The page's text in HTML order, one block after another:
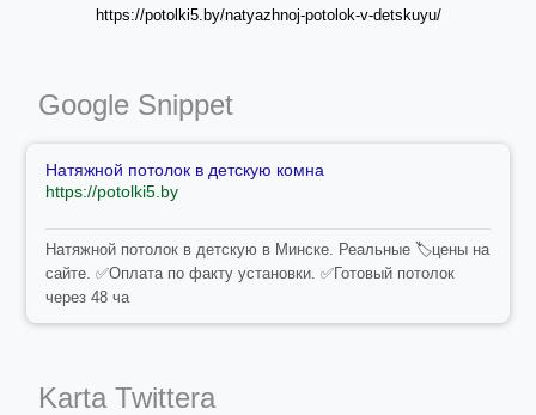
https://potolki5.by/natyazhnoj-potolok-v-detskuyu/
Google Snippet
Натяжной потолок в детскую комна
https://potolki5.by
Натяжной потолок в детскую в Минске. Реальные 🏷️цены на
сайте. ✅Оплата по факту установки. ✅Готовый потолок
через 48 ча
Karta Twittera